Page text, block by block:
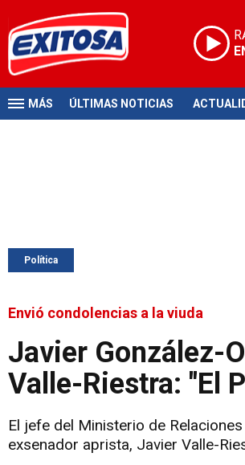
MÁS ÚLTIMAS NOTICIAS
Política
Envió condolencias a la viuda
Javier González-
Valle-Riestra: "El
El jefe del Ministerio de
exsenador aprista, Javier Valle-